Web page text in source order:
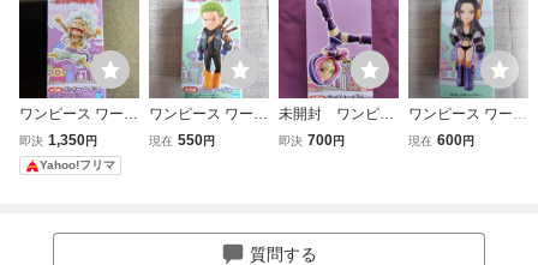
ワンピース ワール
ドコレクタブルフ
ィギュア-エッグヘ
ッド6 ニカ ルフィ
即決 1,350円
Yahoo!フリマ
ワンピース ワール
ドコレクタブルフ
現在 550円
未開封 ワンピー
ス ワールド コレ
コレ
即決 700円
ワンピース ワール
ドコレクタブルフ
現在 600円
質問する